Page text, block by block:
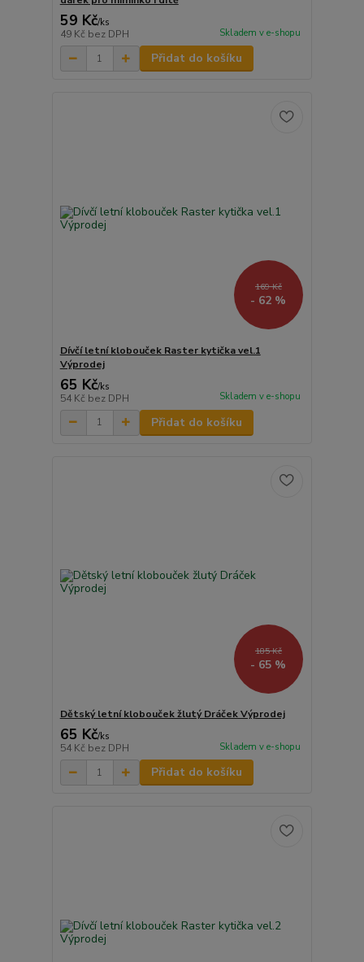
59 Kč/ks
49 Kč bez DPH Skladem v e-shopu
Přidat do košíku
169 Kč
- 62 %
Dívčí letní klobouček Raster kytička vel.1
Výprodej
65 Kč/ks
54 Kč bez DPH Skladem v e-shopu
Přidat do košíku
185 Kč
- 65 %
Dětský letní klobouček žlutý Dráček Výprodej
65 Kč/ks
54 Kč bez DPH Skladem v e-shopu
Přidat do košíku